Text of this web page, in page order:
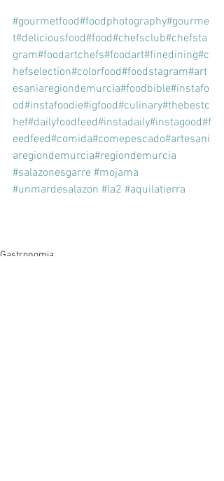
#gourmetfood#foodphotography#gourme
t#deliciousfood#food#chefsclub#chefsta
gram#foodartchefs#foodart#finedining#c
hefselection#colorfood#foodstagram#art
esaniaregiondemurcia#foodbible#instafo
od#instafoodie#igfood#culinary#thebestc
hef#dailyfoodfeed#instadaily#instagood#f
eedfeed#comida#comepescado#artesani
aregiondemurcia#regiondemurcia
#salazonesgarre #mojama
#unmardesalazon #la2 #aquilatierra
Gastronomia